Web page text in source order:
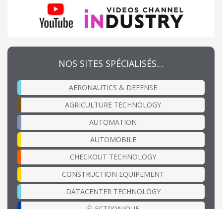
NOS SITES SPÉCIALISÉS…
AERONAUTICS & DEFENSE
AGRICULTURE TECHNOLOGY
AUTOMATION
AUTOMOBILE
CHECKOUT TECHNOLOGY
CONSTRUCTION EQUIPEMENT
DATACENTER TECHNOLOGY